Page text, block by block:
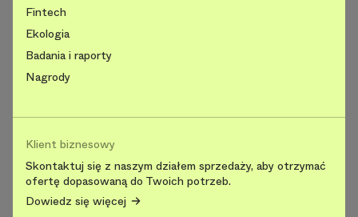
Fintech
Ekologia
Badania i raporty
Nagrody
Klient biznesowy
Skontaktuj się z naszym działem sprzedaży, aby otrzymać
ofertę dopasowaną do Twoich potrzeb.
Dowiedz się więcej